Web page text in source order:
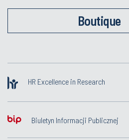
Boutique
HR Excellence in Research
Biuletyn Informacji Publicznej